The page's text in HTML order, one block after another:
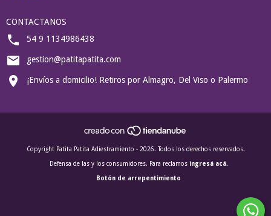
CONTACTANOS
54 9 1134986438
gestion@patitapatita.com
¡Envíos a domicilio! Retiros por Almagro, Del Viso o Palermo
Copyright Patita Patita Adiestramiento - 2026. Todos los derechos reservados.
Defensa de las y los consumidores. Para reclamos ingresá acá.
Botón de arrepentimiento